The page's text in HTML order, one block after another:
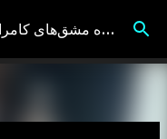
کامرانیه CAMRANIE; سیاه مشق‌های کامران شیبانی